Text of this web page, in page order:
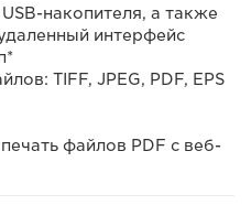
накопителя, а также
интерфейс
TIFF, JPEG, PDF, EPS
файлов PDF с веб-